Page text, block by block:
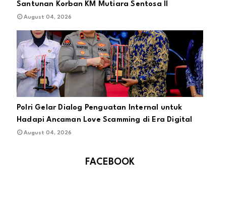
Santunan Korban KM Mutiara Sentosa II
August 04, 2026
Polri Gelar Dialog Penguatan Internal untuk
Hadapi Ancaman Love Scamming di Era Digital
August 04, 2026
FACEBOOK